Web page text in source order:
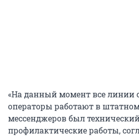
«На данный момент все линии
операторы работают в
мессенджеров был
профилактические работы,